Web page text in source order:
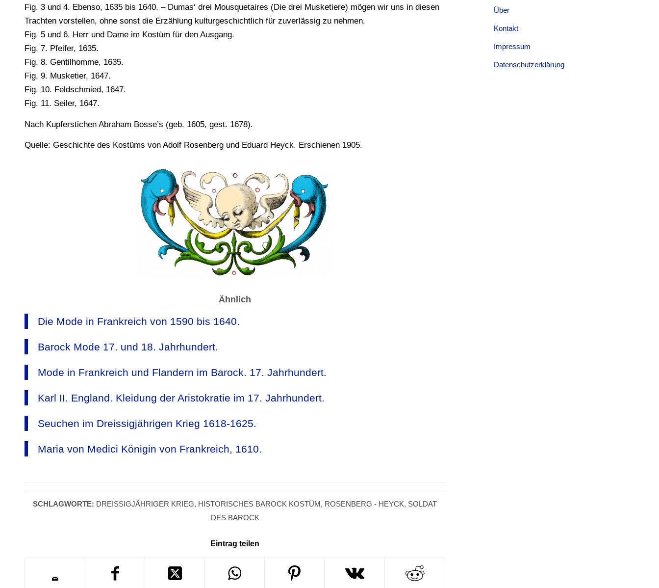
Fig. 3 und 4. Ebenso, 1635 bis 1640. – Dumas‘ drei Mousquetaires (Die drei Musketiere) mögen wir uns in diesen
Trachten vorstellen, ohne sonst die Erzählung kulturgeschichtlich für zuverlässig zu nehmen.
Fig. 5 und 6. Herr und Dame im Kostüm für den Ausgang.
Fig. 7. Pfeifer, 1635.
Fig. 8. Gentilhomme, 1635.
Fig. 9. Musketier, 1647.
Fig. 10. Feldschmied, 1647.
Fig. 11. Seiler, 1647.
Nach Kupferstichen Abraham Bosse’s (geb. 1605, gest. 1678).
Quelle: Geschichte des Kostüms von Adolf Rosenberg und Eduard Heyck. Erschienen 1905.
Ähnlich
Die Mode in Frankreich von 1590 bis 1640.
Barock Mode 17. und 18. Jahrhundert.
Mode in Frankreich und Flandern im Barock. 17. Jahrhundert.
Karl II. England. Kleidung der Aristokratie im 17. Jahrhundert.
Seuchen im Dreissigjährigen Krieg 1618-1625.
Maria von Medici Königin von Frankreich, 1610.
SCHLAGWORTE: DREISSIGJÄHRIGER KRIEG , HISTORISCHES BAROCK KOSTÜM, ROSENBERG - HEYCK, SOLDAT
DES BAROCK
Eintrag teilen
Über
Kontakt
Impressum
Datenschutzerklärung